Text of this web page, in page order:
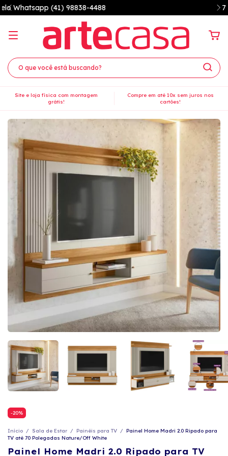
7% OFF à vista no PIX
Site e loja física com montagem
grátis!
Compre em até 10x sem juros nos
cartões!
-20%
Início / Sala de Estar / Painéis para TV / Painel Home Madri 2.0 Ripado para
TV até 70 Polegadas Nature/Off White
Painel Home Madri 2.0 Ripado para TV